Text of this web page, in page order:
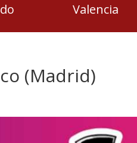
Valencia
(Madrid)